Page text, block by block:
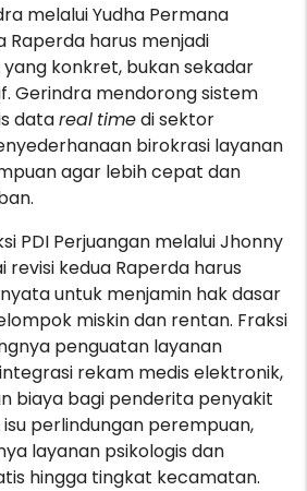
melalui Yudha Permana
Raperda harus menjadi
konkret, bukan sekadar
Gerindra mendorong sistem
datareal timedi sektor
birokrasi layanan
agar lebih cepat dan
PDI Perjuangan melalui Jhonny
revisi kedua Raperda harus
untuk menjamin hak dasar
miskin dan rentan. Fraksi
penguatan layanan
rekam medis elektronik,
biaya bagi penderita penyakit
perlindungan perempuan,
layanan psikologis dan
hingga tingkat kecamatan.